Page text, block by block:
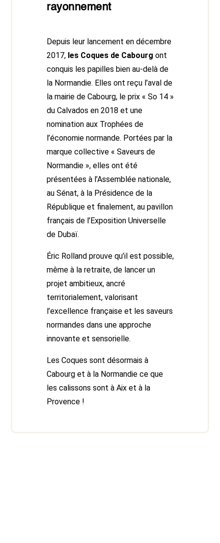
rayonnement
Depuis leur lancement en décembre
2017, les Coques de Cabourg ont
conquis les papilles bien au-delà de
la Normandie. Elles ont reçu l’aval de
la mairie de Cabourg, le prix « So 14 »
du Calvados en 2018 et une
nomination aux Trophées de
l’économie normande. Portées par la
marque collective « Saveurs de
Normandie », elles ont été
présentées à l’Assemblée nationale,
au Sénat, à la Présidence de la
République et finalement, au pavillon
français de l’Exposition Universelle
de Dubaï.
Éric Rolland prouve qu’il est possible,
même à la retraite, de lancer un
projet ambitieux, ancré
territorialement, valorisant
l’excellence française et les saveurs
normandes dans une approche
innovante et sensorielle.
Les Coques sont désormais à
Cabourg et à la Normandie ce que
les calissons sont à Aix et à la
Provence !